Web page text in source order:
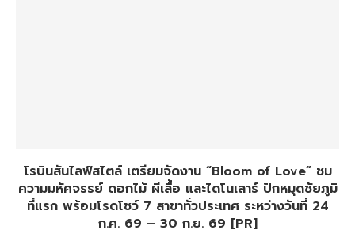
โรบินสันไลฟ์สไตล์ เตรียมจัดงาน “Bloom of Love” ชม
ความมหัศจรรย์ ดอกไม้ ผีเสื้อ และไดโนเสาร์ ปักหมุดชัยภูมิ
ที่แรก พร้อมโรดโชว์ 7 สาขาทั่วประเทศ ระหว่างวันที่ 24
ก.ค. 69 – 30 ก.ย. 69 [PR]